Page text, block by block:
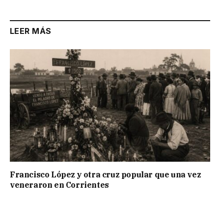
LEER MÁS
Francisco López y otra cruz popular que una vez
veneraron en Corrientes